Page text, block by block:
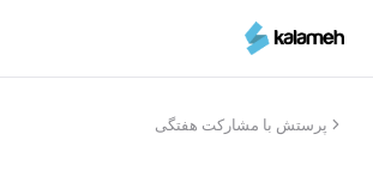
محتوای
پرستش با مشارکت هفتگی